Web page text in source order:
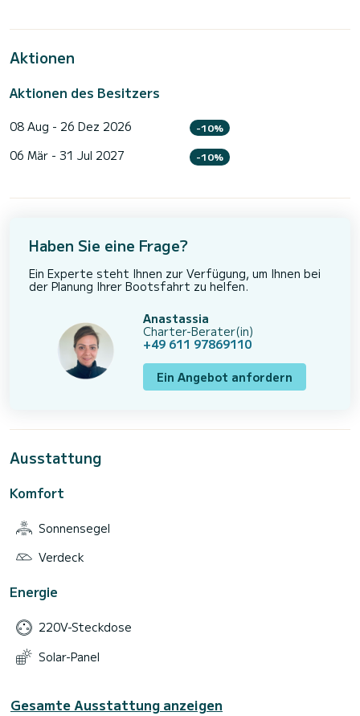
Aktionen
Aktionen des Besitzers
08 Aug - 26 Dez 2026 -10%
06 Mär - 31 Jul 2027 -10%
Haben Sie eine Frage?
Ein Experte steht Ihnen zur Verfügung, um Ihnen bei
der Planung Ihrer Bootsfahrt zu helfen.
Anastassia
Charter-Berater(in)
+49 611 97869110
Ein Angebot anfordern
Ausstattung
Komfort
Sonnensegel
Verdeck
Energie
220V-Steckdose
Solar-Panel
Gesamte Ausstattung anzeigen